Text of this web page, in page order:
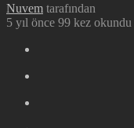
Nuvem tarafından
5 yıl önce 99 kez okundu